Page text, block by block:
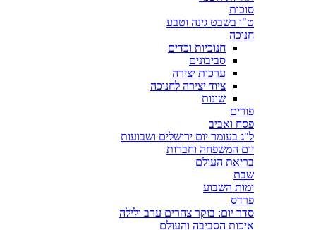
סוכות
ט"ו בשבט גינה וטבע
חנוכה
חנוכיות וכדים
סביבונים
ערכות יצירה
ציוד יצירה לחנוכה
שונות
פורים
פסח ואביב
ל"ג בעומר יום ירושלים ושבועות
יום המשפחה וחברות
בריאת העולם
שבת
ימות השבוע
פרדס
סדר יום: בוקר צהרים ערב ולילה
איכות הסביבה והעולם